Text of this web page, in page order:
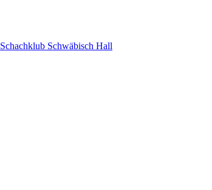
Schachklub Schwäbisch Hall